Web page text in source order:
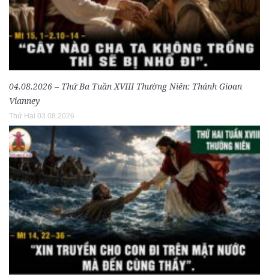
04.08.2026 – Thứ Ba Tuần XVIII Thường Niên: Thánh Gioan
Vianney
Thứ Hai 03.08.2026